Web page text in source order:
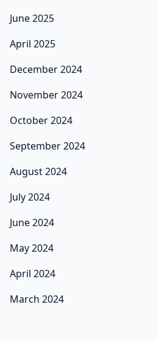
June 2025
April 2025
December 2024
November 2024
October 2024
September 2024
August 2024
July 2024
June 2024
May 2024
April 2024
March 2024